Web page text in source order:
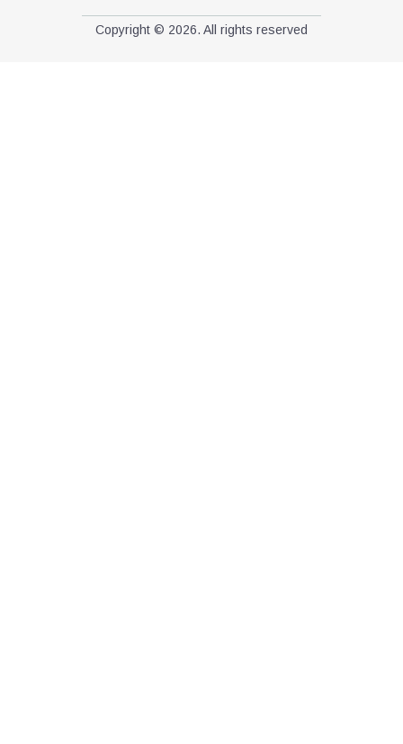
Copyright © 2026. All rights reserved